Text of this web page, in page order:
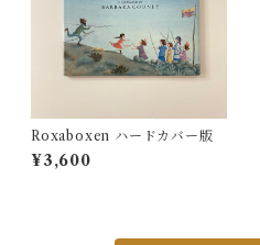
Roxaboxen ハードカバー版
¥3,600